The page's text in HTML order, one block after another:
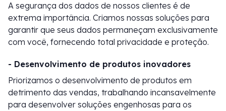
A segurança dos dados de nossos clientes é de
extrema importância. Criamos nossas soluções para
garantir que seus dados permaneçam exclusivamente
com você, fornecendo total privacidade e proteção.
- Desenvolvimento de produtos inovadores
Priorizamos o desenvolvimento de produtos em
detrimento das vendas, trabalhando incansavelmente
para desenvolver soluções engenhosas para os